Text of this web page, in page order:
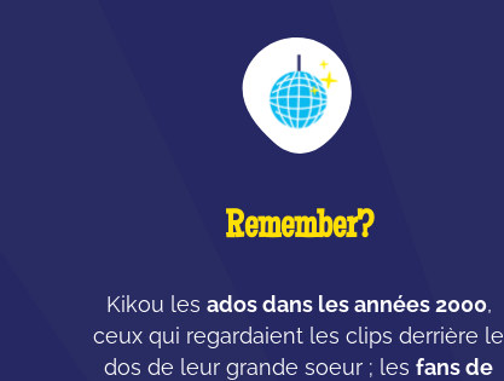
Remember?
Kikou les ados dans les années 2000,
ceux qui regardaient les clips derrière le
dos de leur grande soeur ; lesfans de